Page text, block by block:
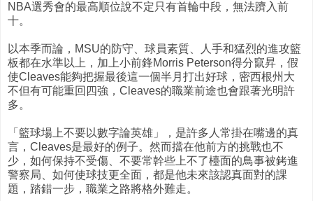
NBA選秀會的最高順位說不定只有首輪中段，無法躋入前
十。
以本季而論，MSU的防守、球員素質、人手和猛烈的進攻籃
板都在水準以上，加上小前鋒Morris Peterson得分竄昇，假
使Cleaves能夠把握最後這一個半月打出好球，密西根州大
不但有可能重回四強，Cleaves的職業前途也會跟著光明許
多。
「籃球場上不要以數字論英雄」，是許多人常掛在嘴邊的真
言，Cleaves是最好的例子。然而擋在他前方的挑戰也不
少，如何保持不受傷、不要常幹些上不了檯面的鳥事被銬進
警察局、如何使球技更全面，都是他未來該認真面對的課
題，踏錯一步，職業之路將格外難走。